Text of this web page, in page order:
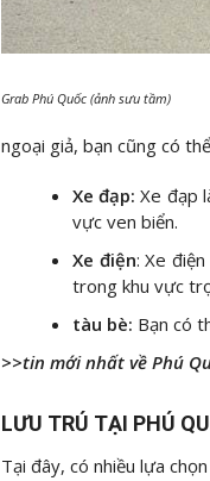
Grab Phú Quốc (ảnh sưu tầm)
ngoại giả, bạn cũng có
Xe đạp: Xe đạp
vực ven biển.
Xe điện: Xe
trong khu vực
tàu bè: Bạn có
>>tin mới nhất về Phú
LƯU TRÚ TẠI PHÚ
Tại đây, có nhiều lựa